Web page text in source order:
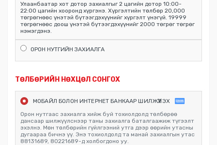
Улаанбаатар хот дотор захиалгыг 2 цагийн дотор 10:00-
22:00 цагийн хооронд хүргэнэ. Хүргэлтийн төлбөр 20,000
төгрөгнөөс үнэтэй бүтээгдэхүүнийг хүргэлт үнэгүй. 19999
төгрөгнөөс доош үнэтэй бүтээгдэхүүнийг 2000 төгрөг төгрөг
нэмэгдэнэ.
ОРОН НУТГИЙН ЗАХИАЛГА
ТӨЛБӨРИЙН НӨХЦӨЛ СОНГОХ
МОБАЙЛ БОЛОН ИНТЕРНЕТ БАНКААР ШИЛЖҮҮЛЭХ
Орон нутгаас захиалга хийж буй тохиолдолд төлбөрөө
дансаар шилжүүлснээр таны захиалга баталгаажиж түгээлт
эхэлнэ. Мөн төлбөрийн гүйлгээний утга дээр өөрийн утасны
дугаараа бичнэ үү. Энэ тохиолдолд та манай захиалгын утас
88131689, 80221689-д холбогдоно уу.